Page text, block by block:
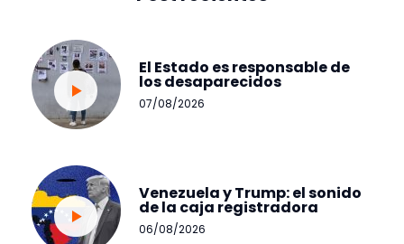
El Estado es responsable de
los desaparecidos
07/08/2026
Venezuela y Trump: el sonido
de la caja registradora
06/08/2026